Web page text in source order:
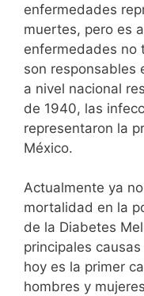
enfermedades
muertes, pero es
enfermedades no
son responsables
a nivel nacional
de 1940, las
representaron la
México.
Actualmente ya
mortalidad en la
de la Diabetes
principales
hoy es la primer
hombres y